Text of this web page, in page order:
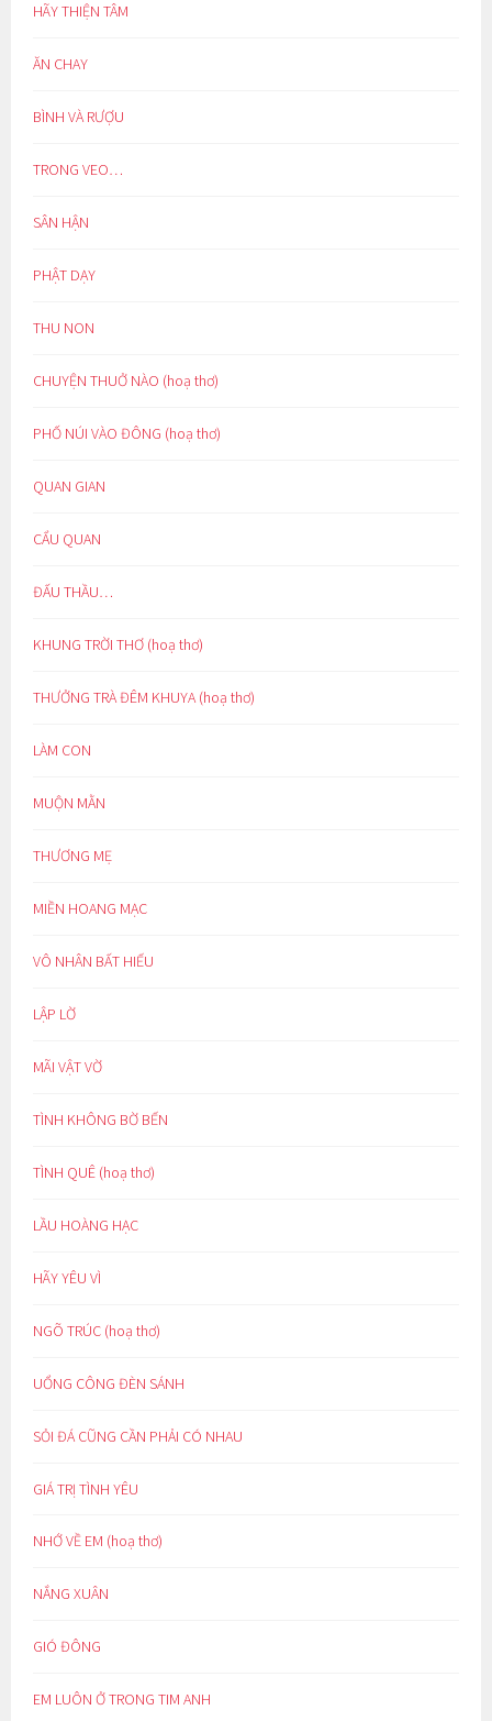
HÃY THIỆN TÂM
ĂN CHAY
BÌNH VÀ RƯỢU
TRONG VEO…
SÂN HẬN
PHẬT DẠY
THU NON
CHUYỆN THUỞ NÀO (hoạ thơ)
PHỐ NÚI VÀO ĐÔNG (hoạ thơ)
QUAN GIAN
CẨU QUAN
ĐẤU THẦU…
KHUNG TRỜI THƠ (hoạ thơ)
THƯỞNG TRÀ ĐÊM KHUYA (hoạ thơ)
LÀM CON
MUỘN MẰN
THƯƠNG MẸ
MIỀN HOANG MẠC
VÔ NHÂN BẤT HIẾU
LẬP LỜ
MÃI VẬT VỜ
TÌNH KHÔNG BỜ BẾN
TÌNH QUÊ (hoạ thơ)
LẦU HOÀNG HẠC
HÃY YÊU VÌ
NGÕ TRÚC (hoạ thơ)
UỔNG CÔNG ĐÈN SÁNH
SỎI ĐÁ CŨNG CẦN PHẢI CÓ NHAU
GIÁ TRỊ TÌNH YÊU
NHỚ VỀ EM (hoạ thơ)
NẮNG XUÂN
GIÓ ĐÔNG
EM LUÔN Ở TRONG TIM ANH